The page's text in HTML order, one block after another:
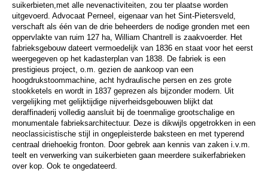
suikerbieten,met alle nevenactiviteiten, zou ter plaatse worden
uitgevoerd. Advocaat Perneel, eigenaar van het Sint-Pietersveld,
verschaft als één van de drie beheerders de nodige gronden met een
oppervlakte van ruim 127 ha, William Chantrell is zaakvoerder. Het
fabrieksgebouw dateert vermoedelijk van 1836 en staat voor het eerst
weergegeven op het kadasterplan van 1838. De fabriek is een
prestigieus project, o.m. gezien de aankoop van een
hoogdrukstoommachine, acht hydraulische persen en zes grote
stookketels en wordt in 1837 geprezen als bijzonder modern. Uit
vergelijking met gelijktijdige nijverheidsgebouwen blijkt dat
deraffinaderij volledig aansluit bij de toenmalige grootschalige en
monumentale fabrieksarchitectuur. Deze is dikwijls opgetrokken in een
neoclassicistische stijl in ongepleisterde baksteen en met typerend
centraal driehoekig fronton. Door gebrek aan kennis van zaken i.v.m.
teelt en verwerking van suikerbieten gaan meerdere suikerfabrieken
over kop. Ook te ongedateerd.